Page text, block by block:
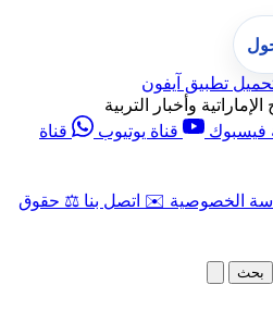
تطبيق آيفون
وأخبار التربية
قناة يوتيوب
قناة
الخصوصية ✉️ اتصل بنا ⚖️ حقوق
بحث